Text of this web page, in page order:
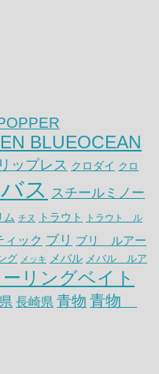
BLUEOCEAN
ップレス クロダイ クロ
ス スチールミノー
ム チヌ トラウト トラウト ル
ィック ブリ ブリ ルアー
グ メッキ メバル メバル ルア
ーリングベイト
長崎県 青物 青物